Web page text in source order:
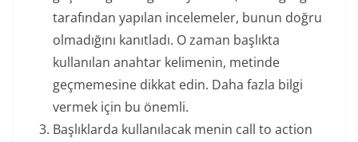
tarafından yapılan incelemeler, bunun doğru
olmadığını kanıtladı. O zaman başlıkta
kullanılan anahtar kelimenin, metinde
geçmemesine dikkat edin. Daha fazla bilgi
vermek için bu önemli.
Başlıklarda kullanılacak menin call to action